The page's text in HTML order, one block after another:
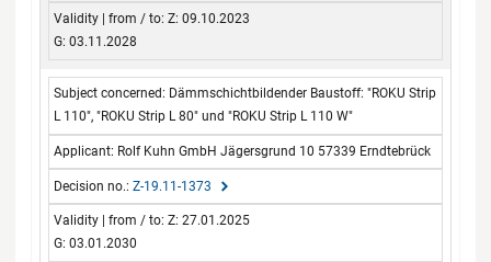
Z: 09.10.2023
G: 03.11.2028
Dämmschichtbildender Baustoff: "ROKU Strip
L 110", "ROKU Strip L 80" und "ROKU Strip L 110 W"
Rolf Kuhn GmbH Jägersgrund 10 57339 Erndtebrück
Z-19.11-1373
Z: 27.01.2025
G: 03.01.2030